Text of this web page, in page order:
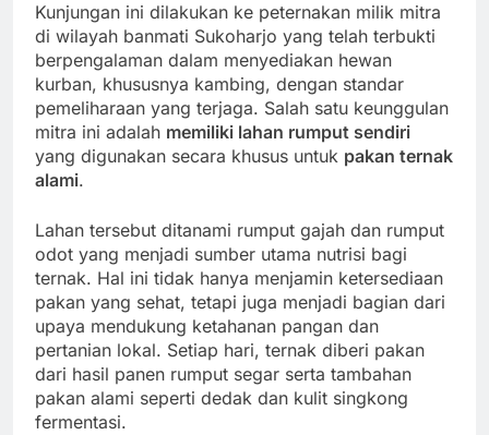
Kunjungan ini dilakukan ke peternakan milik mitra
di wilayah banmati Sukoharjo yang telah terbukti
berpengalaman dalam menyediakan hewan
kurban, khususnya kambing, dengan standar
pemeliharaan yang terjaga. Salah satu keunggulan
mitra ini adalah memiliki lahan rumput sendiri
yang digunakan secara khusus untuk pakan ternak
alami.
Lahan tersebut ditanami rumput gajah dan rumput
odot yang menjadi sumber utama nutrisi bagi
ternak. Hal ini tidak hanya menjamin ketersediaan
pakan yang sehat, tetapi juga menjadi bagian dari
upaya mendukung ketahanan pangan dan
pertanian lokal. Setiap hari, ternak diberi pakan
dari hasil panen rumput segar serta tambahan
pakan alami seperti dedak dan kulit singkong
fermentasi.